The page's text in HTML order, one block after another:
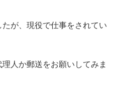
が、現役で仕事をされてい
人か郵送をお願いしてみま